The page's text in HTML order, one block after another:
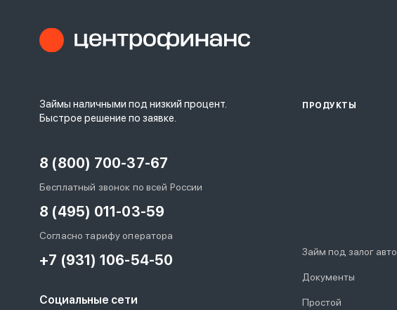
Займы наличными под низкий процент.
Быстрое решение по заявке.
8 (800) 700-37-67
Бесплатный звонок по всей России
8 (495) 011-03-59
Согласно тарифу оператора
+7 (931) 106-54-50
Социальные сети
ПРОДУКТЫ
Займ под залог авто
Документы
Простой